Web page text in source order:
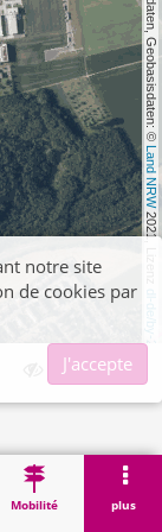
, Kartendaten, Geobasisdaten: ©
Land NRW
2021, Lizenz
dl-de/by-2-0
Mobilité plus
notre site
de cookies par
J'accepte